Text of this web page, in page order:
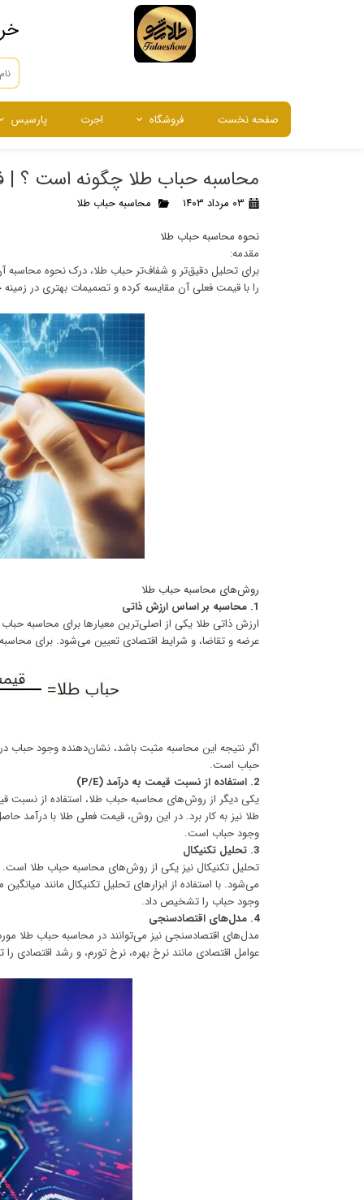
صفحه نخست فروشگاه
انگشتر ، گوشواره و آویز
ساعت
اجرت پارسیس
محاسبه حباب طلا چگونه است ؟ |
۰۳ مرداد ۱۴۰۳
محاسبه حباب طلا
نحوه محاسبه حباب طلا
مقدمه:
برای تحلیل دقیق‌تر و شفاف‌تر حباب طلا، درک نحوه
را با قیمت فعلی آن مقایسه کرده و تصمیمات بهتری در
روش‌های محاسبه حباب طلا
1. محاسبه بر اساس ارزش ذاتی
ارزش ذاتی طلا یکی از اصلی‌ترین معیارها برای محاسبه
عرضه و تقاضا، و شرایط اقتصادی تعیین می‌شود. برای
اگر نتیجه این محاسبه مثبت باشد، نشان‌دهنده وجود حباب
حباب است.
2. استفاده از نسبت قیمت به درآمد (P/E)
وجود حباب است.
3. تحلیل تکنیکال
تحلیل تکنیکال نیز یکی از روش‌های محاسبه حباب طلا است.
می‌شود. با استفاده از ابزارهای تحلیل تکنیکال مانند
وجود حباب را تشخیص داد.
4. مدل‌های اقتصادسنجی
مدل‌های اقتصادسنجی نیز می‌توانند در محاسبه حباب طلا
عوامل اقتصادی مانند نرخ بهره، نرخ تورم، و رشد اقتصادی